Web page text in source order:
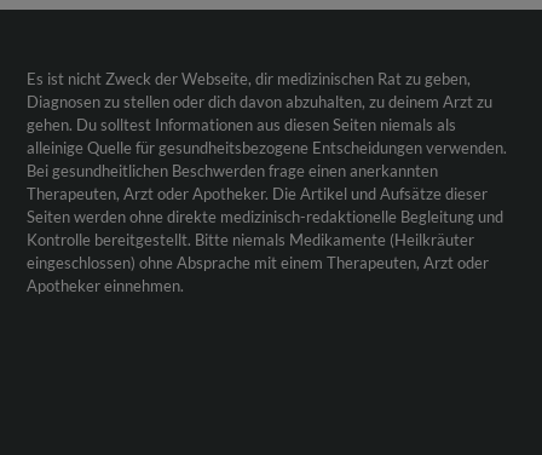
Es ist nicht Zweck der Webseite, dir medizinischen Rat zu geben,
Diagnosen zu stellen oder dich davon abzuhalten, zu deinem Arzt zu
gehen. Du solltest Informationen aus diesen Seiten niemals als
alleinige Quelle für gesundheitsbezogene Entscheidungen verwenden.
Bei gesundheitlichen Beschwerden frage einen anerkannten
Therapeuten, Arzt oder Apotheker. Die Artikel und Aufsätze dieser
Seiten werden ohne direkte medizinisch-redaktionelle Begleitung und
Kontrolle bereitgestellt. Bitte niemals Medikamente (Heilkräuter
eingeschlossen) ohne Absprache mit einem Therapeuten, Arzt oder
Apotheker einnehmen.